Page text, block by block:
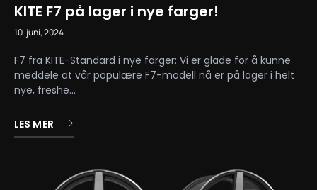
KITE F7 på lager i nye farger!
10. juni, 2024
F7 fra KITE-Standard i nye farger: Vi er glade for å kunne
meddele at vår populære F7-modell nå er på lager i helt
nye, freshe...
LES MER